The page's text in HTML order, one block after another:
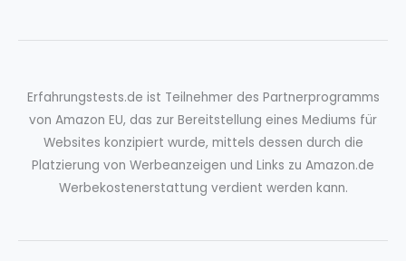
Erfahrungstests.de ist Teilnehmer des Partnerprogramms
von Amazon EU, das zur Bereitstellung eines Mediums für
Websites konzipiert wurde, mittels dessen durch die
Platzierung von Werbeanzeigen und Links zu Amazon.de
Werbekostenerstattung verdient werden kann.